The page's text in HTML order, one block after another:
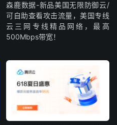
森鹿数据-新品美国无限防御云/
可自助查看攻击流量，美国专线
云三网专线精品网络，最高
500Mbps带宽！